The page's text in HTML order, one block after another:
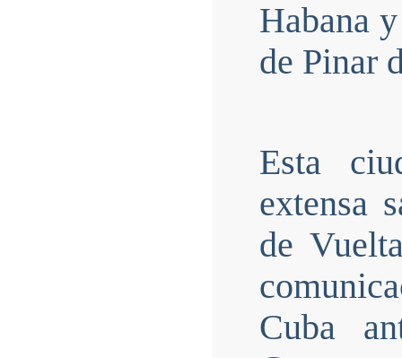
Habana
de Pinar
Esta
extensa
de
Cuba